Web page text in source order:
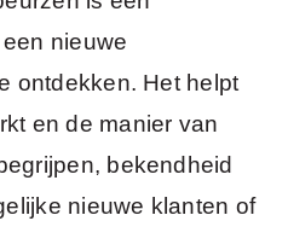
nieuwe
ontdekken. Het helpt
en de manier van
bekendheid
nieuwe klanten of